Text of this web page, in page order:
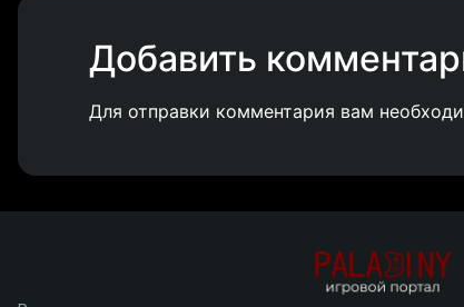
Добавить
Для отправки комментария вам